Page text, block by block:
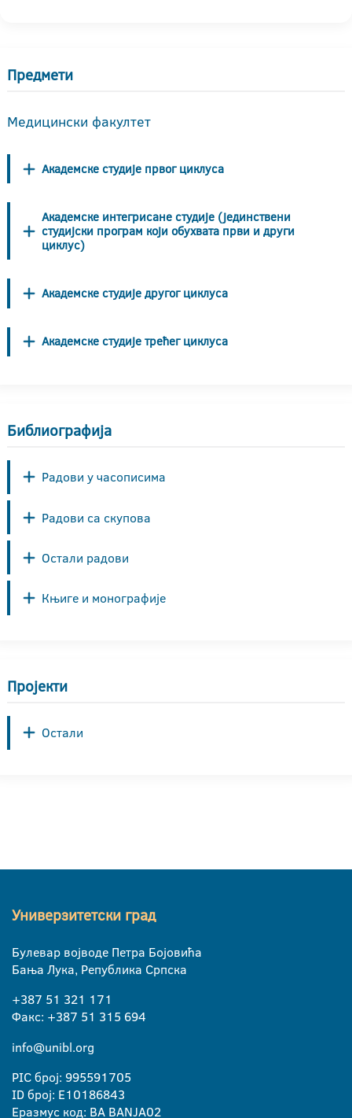
Предмети
Медицински факултет
Академске студије првог циклуса
Академске интегрисане студије (јединствени
студијски програм који обухвата први и други
циклус)
Академске студије другог циклуса
Академске студије трећег циклуса
Библиографија
Радови у часописима
Радови са скупова
Остали радови
Књиге и монографије
Пројекти
Остали
Универзитетски град
Булевар војводе Петра Бојовића
Бања Лука, Република Српска
+387 51 321 171
Факс: +387 51 315 694
info@unibl.org
PIC број: 995591705
ID број: E10186843
Еразмус код: BA BANJA02